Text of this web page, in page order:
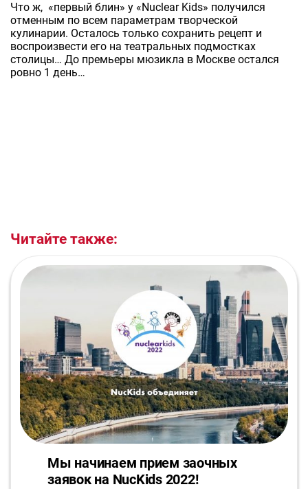
Что ж, «первый блин» у «Nuclear Kids» получился
отменным по всем параметрам творческой
кулинарии. Осталось только сохранить рецепт и
воспроизвести его на театральных подмостках
столицы… До премьеры мюзикла в Москве остался
ровно 1 день…
Читайте также:
Мы начинаем прием заочных
заявок на NucKids 2022!